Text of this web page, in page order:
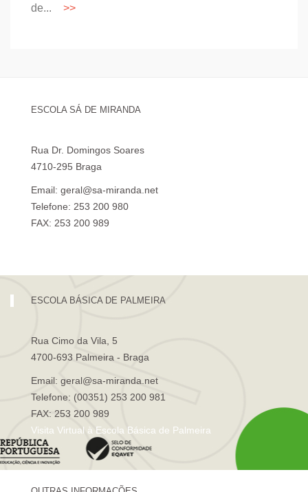
de...
ESCOLA SÁ DE MIRANDA
Rua Dr. Domingos Soares
4710-295 Braga
Email: geral@sa-miranda.net
Telefone: 253 200 980
FAX: 253 200 989
ESCOLA BÁSICA DE PALMEIRA
Rua Cimo da Vila, 5
4700-693 Palmeira - Braga
Email: geral@sa-miranda.net
Telefone: (00351) 253 200 981
FAX: 253 200 989
Visita Virtual à Escola Básica de Palmeira